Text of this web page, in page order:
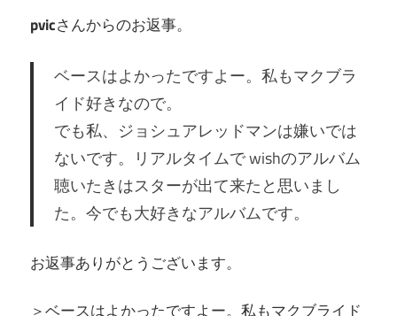
pvicさんからのお返事。
ベースはよかったですよー。私もマクブラ
イド好きなので。
でも私、ジョシュアレッドマンは嫌いでは
ないです。リアルタイムで wishのアルバム
聴いたきはスターが出て来たと思いまし
た。今でも大好きなアルバムです。
お返事ありがとうございます。
＞ベースはよかったですよー。私もマクブライド